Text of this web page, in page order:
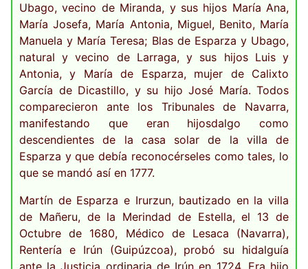
Ubago, vecino de Miranda, y sus hijos María Ana,
María Josefa, María Antonia, Miguel, Benito, María
Manuela y María Teresa; Blas de Esparza y Ubago,
natural y vecino de Larraga, y sus hijos Luis y
Antonia, y María de Esparza, mujer de Calixto
García de Dicastillo, y su hijo José María. Todos
comparecieron ante los Tribunales de Navarra,
manifestando que eran hijosdalgo como
descendientes de la casa solar de la villa de
Esparza y que debía reconocérseles como tales, lo
que se mandó así en 1777.
Martín de Esparza e Irurzun, bautizado en la villa
de Mañeru, de la Merindad de Estella, el 13 de
Octubre de 1680, Médico de Lesaca (Navarra),
Rentería e Irún (Guipúzcoa), probó su hidalguía
ante la Justicia ordinaria de Irún en 1724. Era hijo